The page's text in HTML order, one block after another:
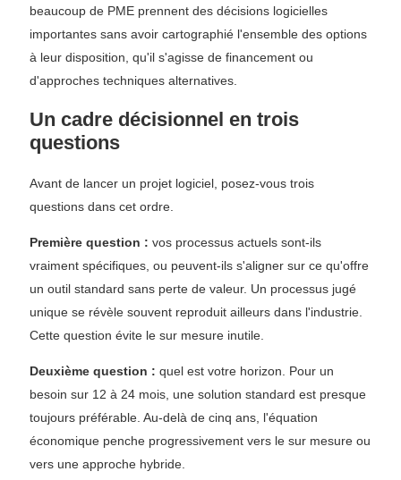
beaucoup de PME prennent des décisions logicielles
importantes sans avoir cartographié l'ensemble des options
à leur disposition, qu'il s'agisse de financement ou
d'approches techniques alternatives.
Un cadre décisionnel en trois
questions
Avant de lancer un projet logiciel, posez-vous trois
questions dans cet ordre.
Première question : vos processus actuels sont-ils
vraiment spécifiques, ou peuvent-ils s'aligner sur ce qu'offre
un outil standard sans perte de valeur. Un processus jugé
unique se révèle souvent reproduit ailleurs dans l'industrie.
Cette question évite le sur mesure inutile.
Deuxième question : quel est votre horizon. Pour un
besoin sur 12 à 24 mois, une solution standard est presque
toujours préférable. Au-delà de cinq ans, l'équation
économique penche progressivement vers le sur mesure ou
vers une approche hybride.